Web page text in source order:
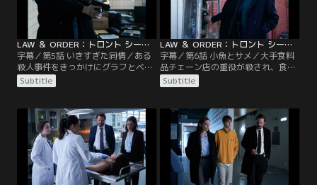
LAW ＆ ORDER：トロント シーズン1 第05話／字幕
字幕／第5話 いきすぎた同情／ある
殺人事件をきっかけにグラフとベイ
トマンは巨大な犯罪組織にたどり着
く。彼らは犯罪者たちと被害者たち
犯を見つけ出さなければならない。
Subtitle
LAW ＆ ORDER：トロント シーズン1 第06話／字幕
字幕／第6話 小魚とサメ／大手食料
品チェーン店の重役が殺され、食品
を扱う企業の腐敗に刑事たちが踏み
込む。
Subtitle